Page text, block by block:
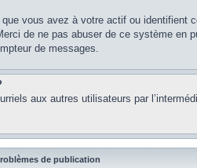
vous avez à votre actif ou
de ne pas abuser de ce système en
de messages.
aux autres utilisateurs par
de publication